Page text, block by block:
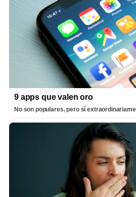
9 apps que valen oro
No son populares, pero sí